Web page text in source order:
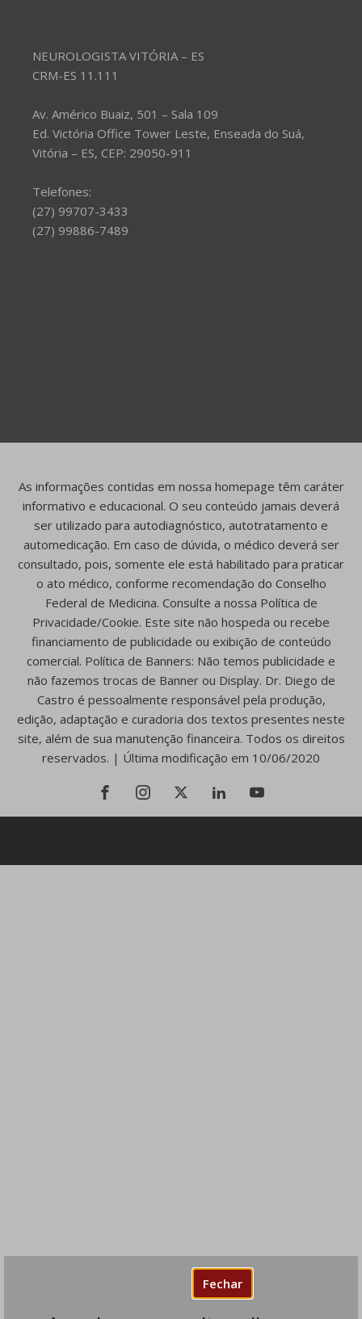
Fechar
NEUROLOGISTA VITÓRIA – ES
CRM-ES 11.111
Av. Américo Buaiz, 501 – Sala 109
Ed. Victória Office Tower Leste, Enseada do Suá,
Vitória – ES, CEP: 29050-911
Telefones:
(27) 99707-3433
(27) 99886-7489
As informações contidas em nossa homepage têm caráter
informativo e educacional. O seu conteúdo jamais deverá
ser utilizado para autodiagnóstico, autotratamento e
automedicação. Em caso de dúvida, o médico deverá ser
consultado, pois, somente ele está habilitado para praticar
o ato médico, conforme recomendação do Conselho
Federal de Medicina. Consulte a nossa Política de
Privacidade/Cookie. Este site não hospeda ou recebe
financiamento de publicidade ou exibição de conteúdo
comercial. Política de Banners: Não temos publicidade e
não fazemos trocas de Banner ou Display. Dr. Diego de
Castro é pessoalmente responsável pela produção,
edição, adaptação e curadoria dos textos presentes neste
site, além de sua manutenção financeira. Todos os direitos
reservados. | Última modificação em 10/06/2020